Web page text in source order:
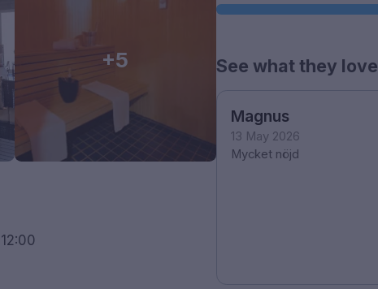
+5
12:00
See what they love
Magnus
13 May 2026
Mycket nöjd